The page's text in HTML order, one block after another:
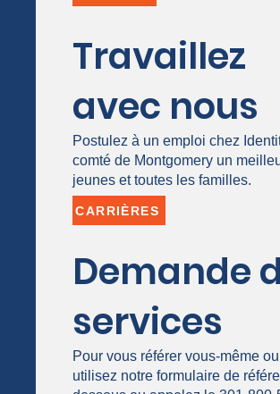
Travaillez
avec nous
Postulez à un emploi chez
comté de Montgomery un
jeunes et toutes les familles.
CARRIÈRES
Demande
services
Pour vous référer vous-même
utilisez notre formulaire de